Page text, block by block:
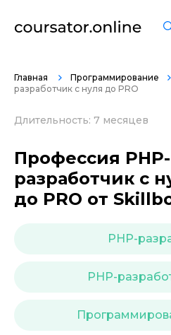
Главная Программирование
разработчик с нуля до PRO
Длительность: 7 месяцев
Профессия PHP-
разработчик с
до PRO от
PHP-
PHP-
Стоимость *